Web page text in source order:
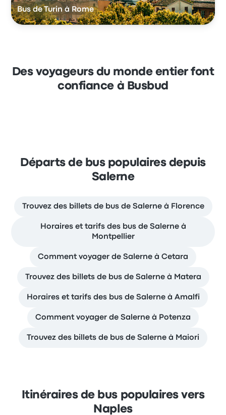
Bus de Turin à Rome
Des voyageurs du monde entier font
confiance à Busbud
Départs de bus populaires depuis
Salerne
Trouvez des billets de bus de Salerne à Florence
Horaires et tarifs des bus de Salerne à
Montpellier
Comment voyager de Salerne à Cetara
Trouvez des billets de bus de Salerne à Matera
Horaires et tarifs des bus de Salerne à Amalfi
Comment voyager de Salerne à Potenza
Trouvez des billets de bus de Salerne à Maiori
Itinéraires de bus populaires vers
Naples